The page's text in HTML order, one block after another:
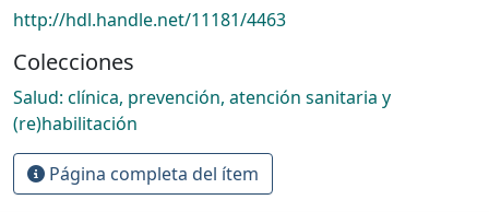
http://hdl.handle.net/11181/4463
Colecciones
Salud: clínica, prevención, atención sanitaria y
(re)habilitación
Página completa del ítem